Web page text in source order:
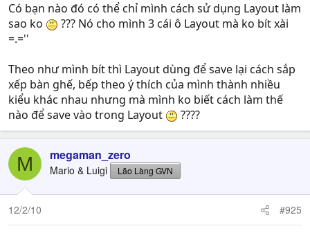
Có bạn nào đó có thể chỉ mình cách sử dụng Layout làm
sao ko
??? Nó cho mình 3 cái ô Layout mà ko bít xài
=.=''
Theo như mình bít thì Layout dùng để save lại cách sắp
xếp bàn ghế, bếp theo ý thích của mình thành nhiều
kiểu khác nhau nhưng mà mình ko biết cách làm thế
nào để save vào trong Layout
????
M megaman_zero
Mario & Luigi Lão Làng GVN
12/2/10 #925